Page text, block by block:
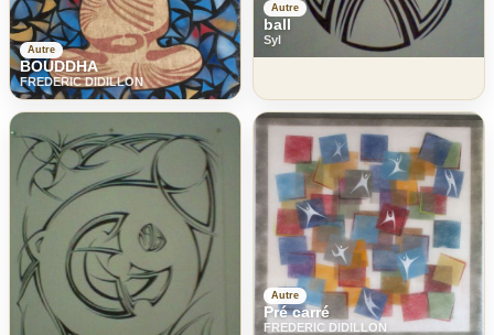
Autre
BOUDDHA
FREDERIC DIDILLON
Autre
ball
Syl
Autre
Pré carré
FREDERIC DIDILLON